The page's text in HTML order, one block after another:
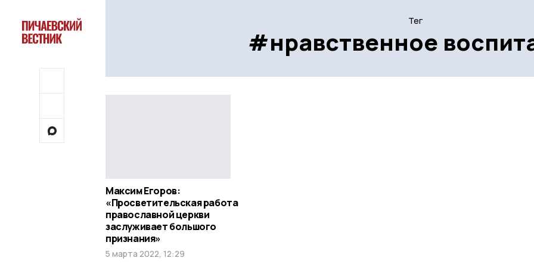
Тег
#нравственное
Максим Егоров:
«Просветительская работа
православной церкви
заслуживает большого
признания»
5 марта 2022, 12:29